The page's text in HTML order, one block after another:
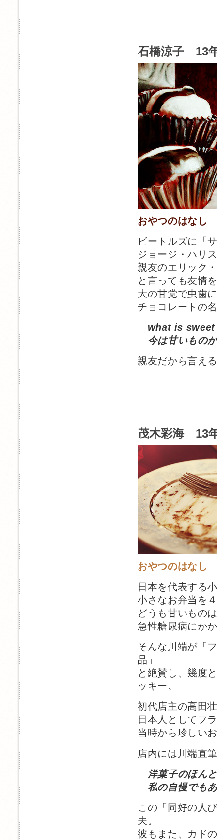
石橋涼子 13
おやつのはなし
ビートルズに「
ジョージ・ハリ
親友のエリック
と言っても友情
大の甘党で虫歯
チョコレートの
what is
今は甘いもの
親友だから言え
茂木彩海 13
おやつのはなし
日本を代表する
小さなお弁当を
どうも甘いもの
急性糖尿病にか
そんな川端が「
品」
と絶賛し、幾度
ッキー。
初代店主の高田
日本人としてフ
当時から珍しい
店内には川端直
洋菓子のほん
私の自慢でも
この「同好の人
夫。
彼もまた、カド